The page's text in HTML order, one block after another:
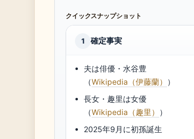
クイックスナップショット
1 確定事実
夫は俳優・水谷豊
（Wikipedia（伊藤蘭） ）
長女・趣里は女優
（Wikipedia（趣里） ）
2025年9月に初孫誕生